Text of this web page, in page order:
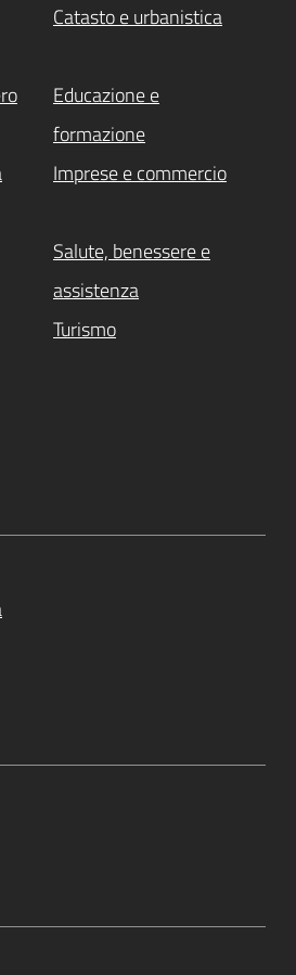
Catasto e urbanistica
Educazione e
formazione
Imprese e commercio
Salute, benessere e
assistenza
Turismo